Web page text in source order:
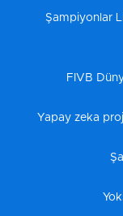
Şampiyonlar
FIVB
Yapay zeka